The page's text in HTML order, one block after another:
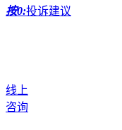
按0:投诉建议
线上
咨询